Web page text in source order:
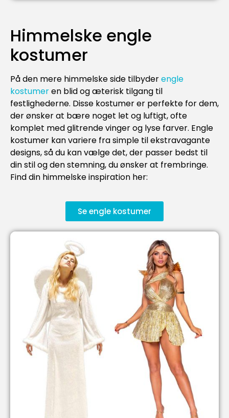
Himmelske engle
kostumer
På den mere himmelske side tilbyderengle
kostumeren blid og æterisk tilgang til
festlighederne. Disse kostumer er perfekte for dem,
der ønsker at bære noget let og luftigt, ofte
komplet med glitrende vinger og lyse farver. Engle
kostumer kan variere fra simple til ekstravagante
designs, så du kan vælge det, der passer bedst til
din stil og den stemning, du ønsker at frembringe.
Find din himmelske inspiration her:
Se engle kostumer